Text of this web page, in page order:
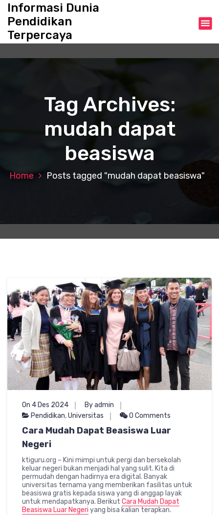
o
Informasi Dunia
Pendidikan
Terpercaya
Tag Archives:
mudah dapat
beasiswa
Home Posts tagged "mudah dapat beasiswa"
On 4 Des 2024
By admin
Pendidikan,Universitas 0 Comments
Cara Mudah Dapat Beasiswa Luar
Negeri
ktiguru.org – Kini mimpi untuk pergi dan bersekolah
keluar negeri bukan menjadi hal yang sulit. Kita di
permudah dengan hadirnya era digital. Banyak
universitas ternama yang memberikan fasilitas untuk
beasiswa gratis kepada siswa yang di anggap layak
untuk mendapatkanya. Berikut Cara Mudah Dapat
Beasiswa Luar Negeri yang bisa kalian terapkan.